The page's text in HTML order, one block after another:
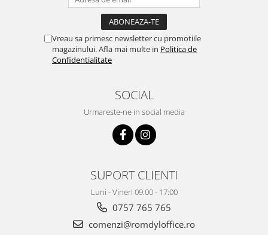
Vreau sa primesc newsletter cu promotiile
magazinului. Afla mai multe in Politica de
Confidentialitate
SOCIAL
Urmareste-ne in social media
SUPORT CLIENTI
Luni - Vineri 09:00 - 17:00
0757 765 765
comenzi@romdyloffice.ro